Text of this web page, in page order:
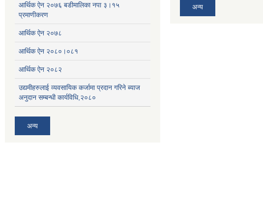
आर्थिक ऐन २०७६ बडीमालिका नपा ३।१५
प्रमाणीकरण
आर्थिक ऐन २०७८
आर्थिक ऐन २०८०।०८१
आर्थिक ऐन २०८२
उद्यमीहरुलाई व्यवसायिक कर्जामा प्रदान गरिने ब्याज
अनुदान सम्बन्धी कार्यविधि,२०८०
अन्य
अन्य